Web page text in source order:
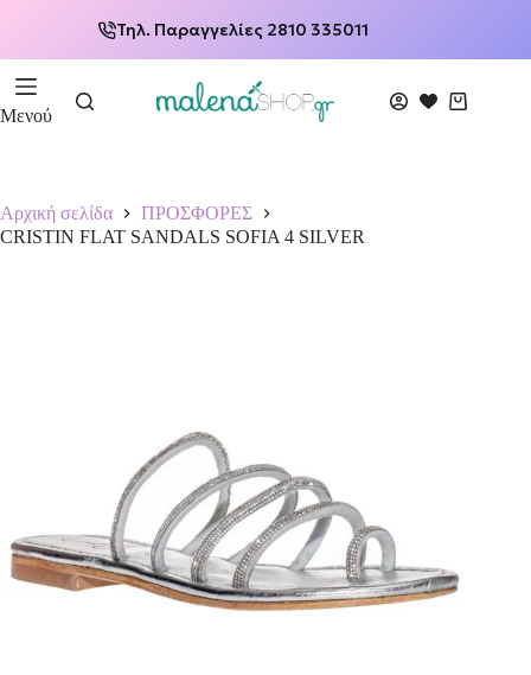
Τηλ. Παραγγελίες 2810 335011
Μενού
Αρχική σελίδα
ΠΡΟΣΦΟΡΕΣ
CRISTIN FLAT SANDΑLS SOFIA 4 SILVER